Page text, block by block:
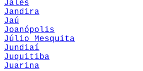
Jales
Jandira
Jaú
Joanópolis
Júlio Mesquita
Jundiaí
Juquitiba
Juarina